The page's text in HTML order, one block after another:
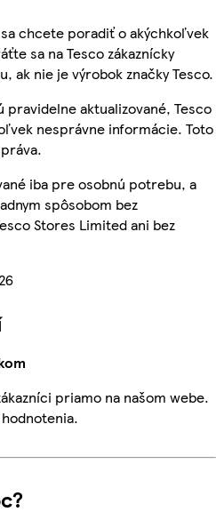
chcete poradiť o akýchkoľvek
sa na Tesco zákaznícky
ak nie je výrobok značky Tesco.
aktualizované, Tesco
nesprávne informácie. Toto
iba pre osobnú potrebu, a
spôsobom bez
Stores Limited ani bez
priamo na našom webe.